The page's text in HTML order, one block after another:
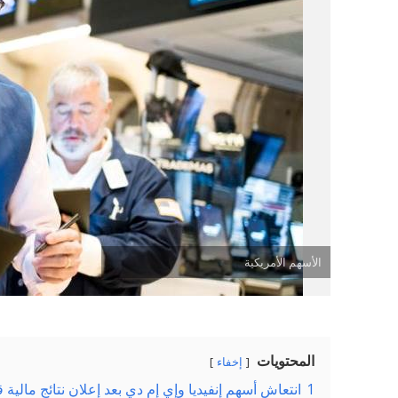
الأسهم الأمريكية
المحتويات إخفاء
1 انتعاش أسهم إنفيديا وإي إم دي بعد إعلان نتائج مالية